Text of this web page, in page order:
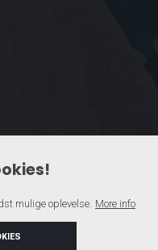
mulige oplevelse. More info